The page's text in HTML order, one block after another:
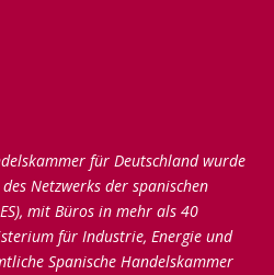
für Deutschland wurde
Netzwerks der spanischen
mit Büros in mehr als 40
für Industrie, Energie und
Spanische Handelskammer